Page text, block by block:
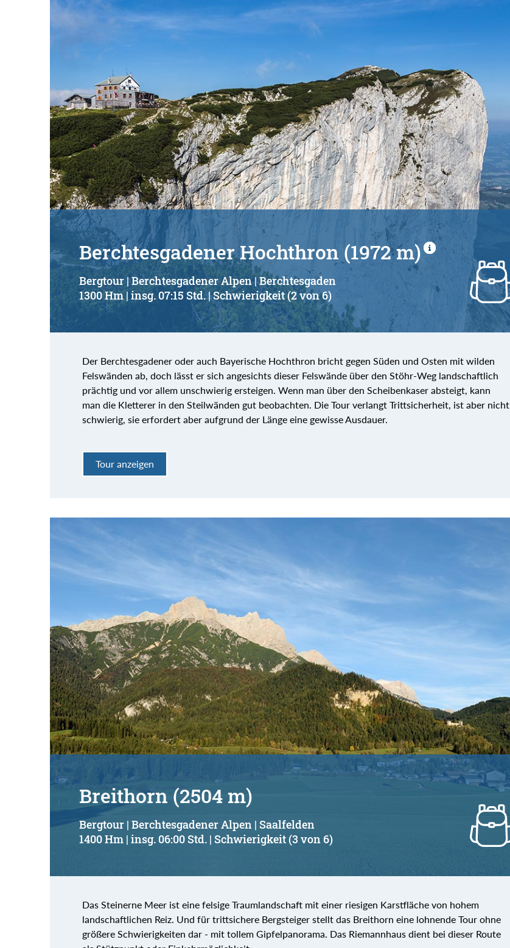
Berchtesgadener Hochthron (1972 m)
Bergtour | Berchtesgadener Alpen | Berchtesgaden
1300 Hm | insg. 07:15 Std. | Schwierigkeit (2 von 6)
Der Berchtesgadener oder auch Bayerische Hochthron bricht gegen Süden und Osten mit wilden
Felswänden ab, doch lässt er sich angesichts dieser Felswände über den Stöhr-Weg landschaftlich
prächtig und vor allem unschwierig ersteigen. Wenn man über den Scheibenkaser absteigt, kann
man die Kletterer in den Steilwänden gut beobachten. Die Tour verlangt Trittsicherheit, ist aber nicht
schwierig, sie erfordert aber aufgrund der Länge eine gewisse Ausdauer.
Tour anzeigen
Breithorn (2504 m)
Bergtour | Berchtesgadener Alpen | Saalfelden
1400 Hm | insg. 06:00 Std. | Schwierigkeit (3 von 6)
Das Steinerne Meer ist eine felsige Traumlandschaft mit einer riesigen Karstfläche von hohem
landschaftlichen Reiz. Und für trittsichere Bergsteiger stellt das Breithorn eine lohnende Tour ohne
größere Schwierigkeiten dar - mit tollem Gipfelpanorama. Das Riemannhaus dient bei dieser Route